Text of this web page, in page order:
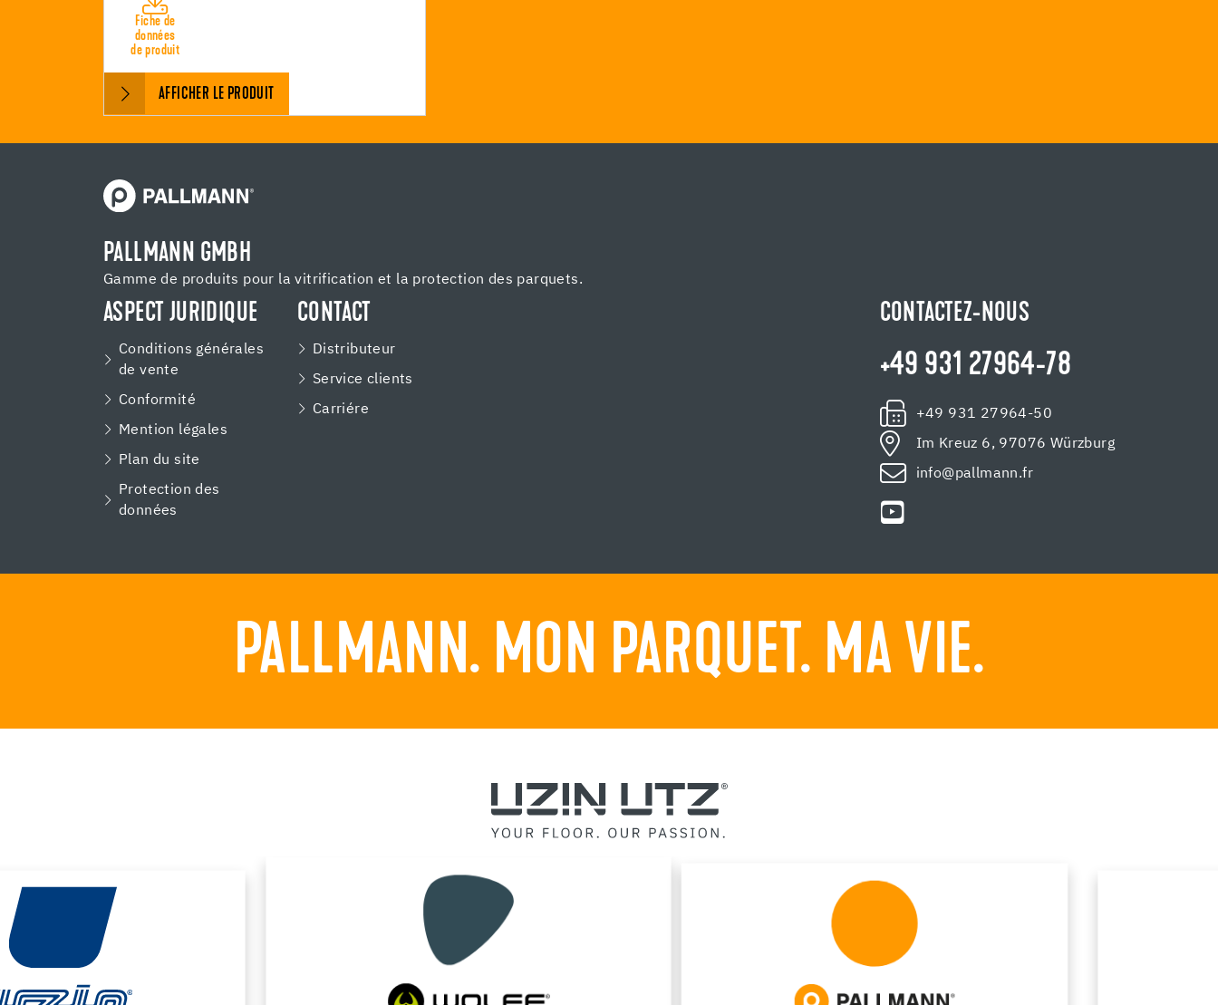
Fiche de
données
de produit
AFFICHER LE PRODUIT
PALLMANN GMBH
Gamme de produits pour la vitrification et la protection des parquets.
ASPECT JURIDIQUE
Conditions générales
de vente
Conformité
Mention légales
Plan du site
Protection des
données
CONTACT
Distributeur
Service clients
Carriére
CONTACTEZ-NOUS
+49 931 27964-78
+49 931 27964-50
Im Kreuz 6, 97076 Würzburg
info@pallmann.fr
PALLMANN. MON PARQUET. MA VIE.